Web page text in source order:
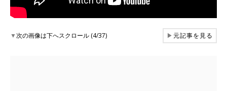
▼次の画像は下へスクロール (4/37) ▶元記事を見る